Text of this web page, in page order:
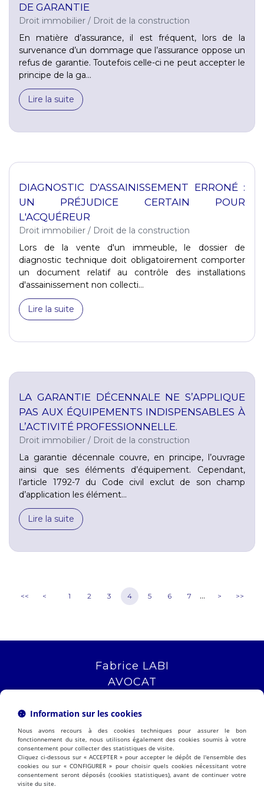
DE GARANTIE
Droit immobilier / Droit de la construction
En matière d’assurance, il est fréquent, lors de la
survenance d’un dommage que l’assurance oppose un
refus de garantie. Toutefois celle-ci ne peut accepter le
principe de la ga...
Lire la suite
DIAGNOSTIC D'ASSAINISSEMENT ERRONÉ :
UN PRÉJUDICE CERTAIN POUR
L'ACQUÉREUR
Droit immobilier / Droit de la construction
Lors de la vente d'un immeuble, le dossier de
diagnostic technique doit obligatoirement comporter
un document relatif au contrôle des installations
d'assainissement non collecti...
Lire la suite
LA GARANTIE DÉCENNALE NE S’APPLIQUE
PAS AUX ÉQUIPEMENTS INDISPENSABLES À
L’ACTIVITÉ PROFESSIONNELLE.
Droit immobilier / Droit de la construction
La garantie décennale couvre, en principe, l’ouvrage
ainsi que ses éléments d’équipement. Cependant,
l’article 1792-7 du Code civil exclut de son champ
d’application les élément...
Lire la suite
<< < 1 2 3 4 5 6 7 ... > >>
Fabrice LABI
AVOCAT
13006 MARSEILLE
NOUS LOCALISER
PRÉSENTATION EXPERTISES
ACTUALITÉS
Information sur les cookies
Nous avons recours à des cookies techniques pour assurer le bon
fonctionnement du site, nous utilisons également des cookies soumis à votre
consentement pour collecter des statistiques de visite.
Cliquez ci-dessous sur « ACCEPTER » pour accepter le dépôt de l'ensemble des
cookies ou sur « CONFIGURER » pour choisir quels cookies nécessitant votre
consentement seront déposés (cookies statistiques), avant de continuer votre
visite du site.